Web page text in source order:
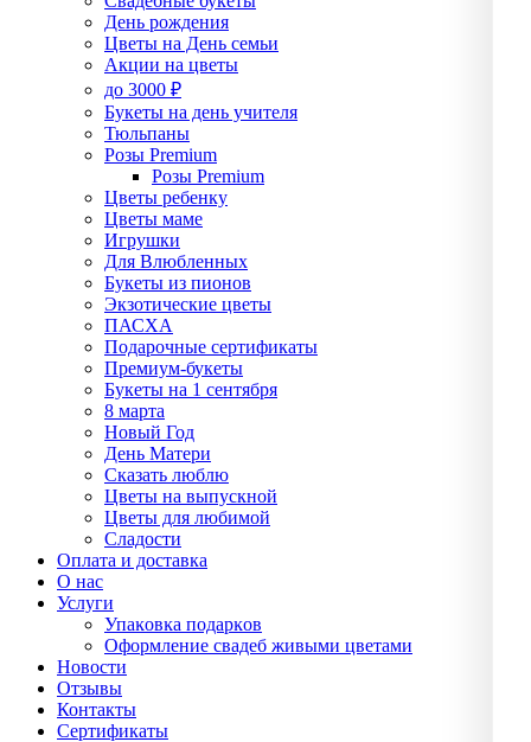
День рождения
Цветы на День семьи
Акции на цветы
до 3000 ₽
Букеты на день учителя
Тюльпаны
Розы Premium
Розы Premium
Цветы ребенку
Цветы маме
Игрушки
Для Влюбленных
Букеты из пионов
Экзотические цветы
ПАСХА
Подарочные сертификаты
Премиум-букеты
Букеты на 1 сентября
8 марта
Новый Год
День Матери
Сказать люблю
Цветы на выпускной
Цветы для любимой
Сладости
Оплата и доставка
О нас
Услуги
Упаĸовĸа подарĸов
Оформление свадеб живыми цветами
Новости
Отзывы
Контакты
Сертификаты